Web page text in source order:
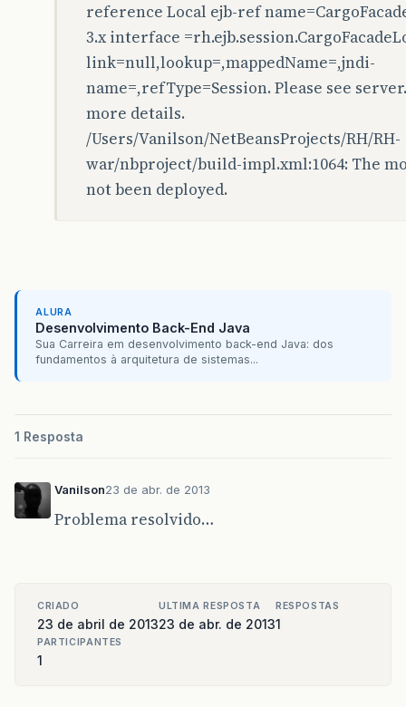
reference Local ejb-ref
3.x interface
link=null,lookup=,mappedName=,jndi-
name=,refType=Session. Please see
more details.
/Users/Vanilson/NetBeansProjects/RH/RH-
war/nbproject/build-impl.xml:1064: The
not been deployed.
ALURA
Desenvolvimento Back-End Java
Sua Carreira em desenvolvimento back-end Java: dos
fundamentos à arquitetura de sistemas...
1 Resposta
Vanilson23 de abr. de 2013
Problema resolvido…
CRIADO
23 de abril de 2013
ULTIMA RESPOSTA
23 de abr. de 2013
RESPOSTAS
1
PARTICIPANTES
1